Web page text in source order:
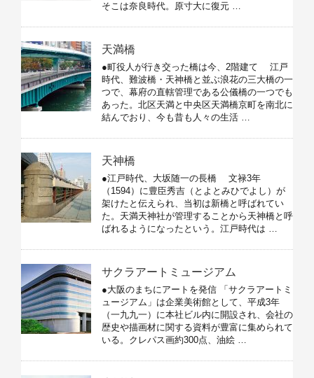
そこは奈良時代。原寸大に復元 …
天満橋
●町役人が行き交った橋は今、2階建て 江戸
時代、難波橋・天神橋と並ぶ浪花の三大橋の一
つで、幕府の直轄管理である公儀橋の一つでも
あった。北区天満と中央区天満橋京町を南北に
結んでおり、今も昔も人々の生活 …
天神橋
●江戸時代、大坂随一の長橋 文禄3年
（1594）に豊臣秀吉（とよとみひでよし）が
架けたと伝えられ、当初は新橋と呼ばれてい
た。天満天神社が管理することから天神橋と呼
ばれるようになったという。江戸時代は …
サクラアートミュージアム
●大阪のまちにアートを発信 「サクラアートミ
ュージアム」は企業美術館として、平成3年
（一九九一）に本社ビル内に開設され、会社の
歴史や描画材に関する資料が豊富に集められて
いる。クレパス画約300点、油絵 …